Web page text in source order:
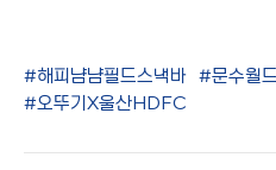
#해피냠냠필드스낵바
#문수월
#오뚜기X울산HDFC